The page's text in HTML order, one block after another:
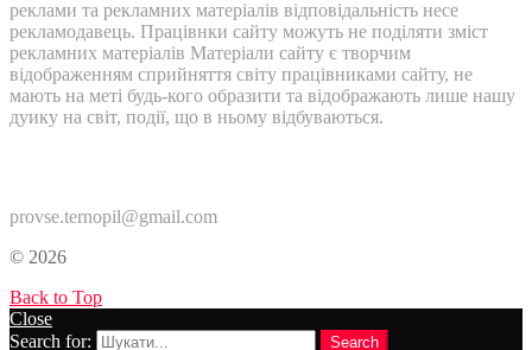
реклами та рекламних матеріалів відповідальність несе
рекламодавець. Працівнки сайту можуть не поділяти зміст
рекламних матеріалів Матеріали сайту є творчим
відображенням сприйняття світу працівниками сайту, не
мають на меті будь-кого образити та відображають лише нашу
дуику на світ, події, що в ньому відбуваються.
provse.ternopil@gmail.com
© 2026
Back to Top
Close
Search for:
Search